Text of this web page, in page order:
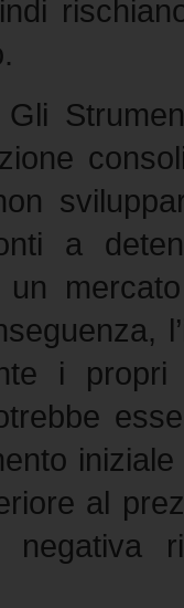
a
un
i
al
negativa